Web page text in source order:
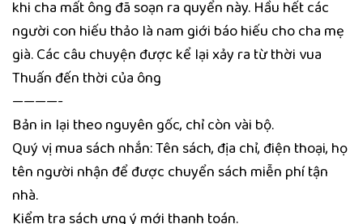
khi cha mất ông đã soạn ra quyển này. Hầu hết các
người con hiếu thảo là nam giới báo hiếu cho cha mẹ
già. Các câu chuyện được kể lại xảy ra từ thời vua
Thuấn đến thời của ông
————-
Bản in lại theo nguyên gốc, chỉ còn vài bộ.
Quý vị mua sách nhắn: Tên sách, địa chỉ, điện thoại, họ
tên người nhận để được chuyển sách miễn phí tận
nhà.
Kiểm tra sách ưng ý mới thanh toán.